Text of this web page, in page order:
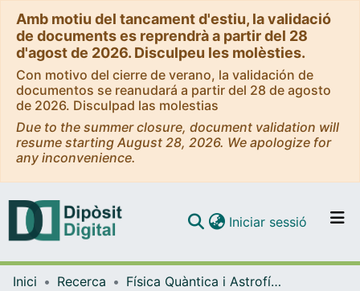
Amb motiu del tancament d'estiu, la validació
de documents es reprendrà a partir del 28
d'agost de 2026. Disculpeu les molèsties.
Con motivo del cierre de verano, la validación de
documentos se reanudará a partir del 28 de agosto
de 2026. Disculpad las molestias
Due to the summer closure, document validation will
resume starting August 28, 2026. We apologize for
any inconvenience.
Navega per tot el DD
Iniciar sessió (current)
Inici Recerca
Física Quàntica i Astrofísica